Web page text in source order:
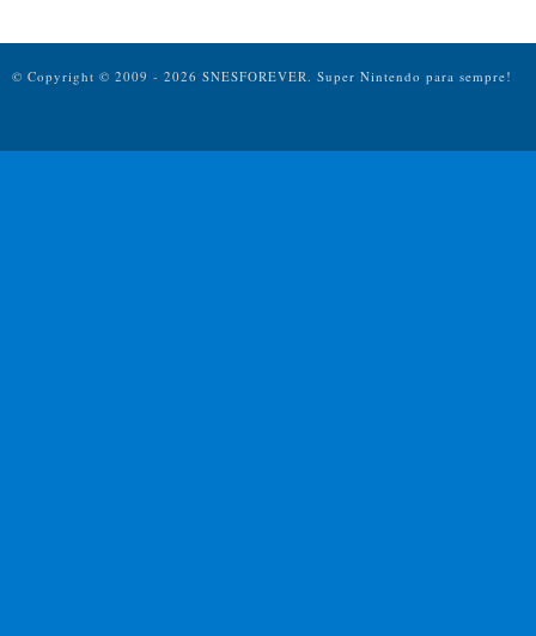
© Copyright © 2009 - 2026 SNESFOREVER. Super Nintendo para sempre!